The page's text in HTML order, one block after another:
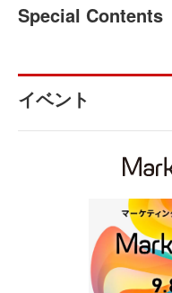
Special Contents
イベント